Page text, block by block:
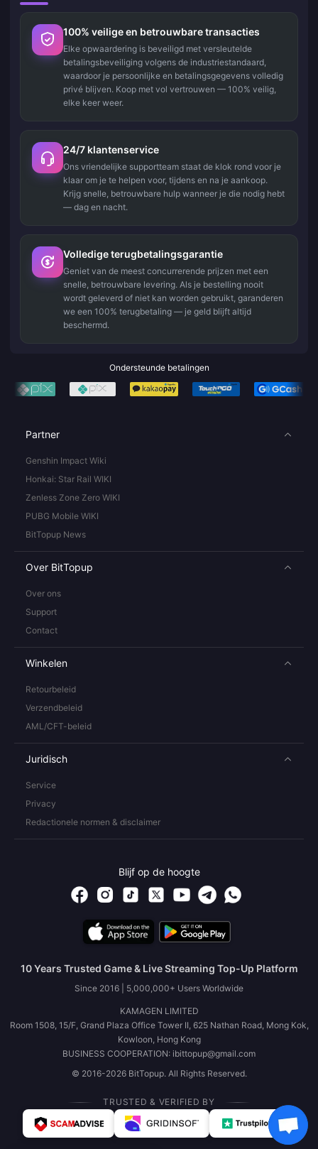
100% veilige en betrouwbare transacties
Elke opwaardering is beveiligd met versleutelde
betalingsbeveiliging volgens de industriestandaard,
waardoor je persoonlijke en betalingsgegevens volledig
privé blijven. Koop met vol vertrouwen — 100% veilig,
elke keer weer.
24/7 klantenservice
Ons vriendelijke supportteam staat de klok rond voor je
klaar om je te helpen voor, tijdens en na je aankoop.
Krijg snelle, betrouwbare hulp wanneer je die nodig hebt
— dag en nacht.
Volledige terugbetalingsgarantie
Geniet van de meest concurrerende prijzen met een
snelle, betrouwbare levering. Als je bestelling nooit
wordt geleverd of niet kan worden gebruikt, garanderen
we een 100% terugbetaling — je geld blijft altijd
beschermd.
Ondersteunde betalingen
Partner
Genshin Impact Wiki
Honkai: Star Rail WIKI
Zenless Zone Zero WIKI
PUBG Mobile WIKI
BitTopup News
Over BitTopup
Over ons
Support
Contact
Winkelen
Retourbeleid
Verzendbeleid
AML/CFT-beleid
Juridisch
Service
Privacy
Redactionele normen & disclaimer
Blijf op de hoogte
10 Years Trusted Game & Live Streaming Top-Up Platform
Since 2016 | 5,000,000+ Users Worldwide
KAMAGEN LIMITED
Room 1508, 15/F, Grand Plaza Office Tower II, 625 Nathan Road, Mong Kok,
Kowloon, Hong Kong
BUSINESS COOPERATION: ibittopup@gmail.com
© 2016-2026 BitTopup. All Rights Reserved.
TRUSTED & VERIFIED BY